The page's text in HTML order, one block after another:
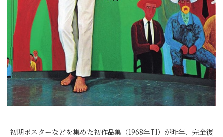
初期ポスターなどを集めた初作品集（1968年刊）が昨年、完全復